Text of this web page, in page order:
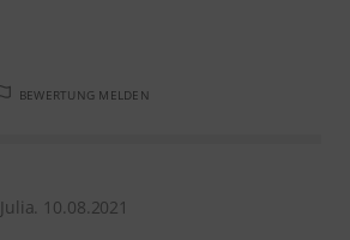
BEWERTUNG MELDEN
Julia. 10.08.2021